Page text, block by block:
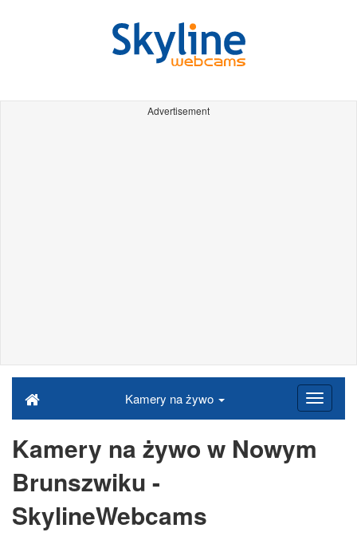
Advertisement
Kamery na żywo
Kamery na żywo w Nowym
Brunszwiku -
SkylineWebcams